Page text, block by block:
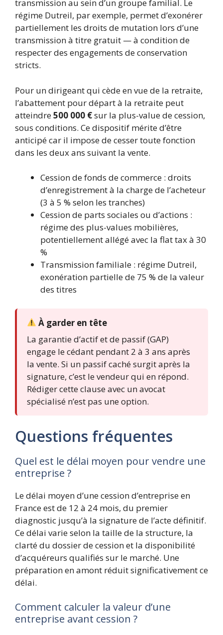
transmission au sein d’un groupe familial. Le
régime Dutreil, par exemple, permet d’exonérer
partiellement les droits de mutation lors d’une
transmission à titre gratuit — à condition de
respecter des engagements de conservation
stricts.
Pour un dirigeant qui cède en vue de la retraite,
l’abattement pour départ à la retraite peut
atteindre500 000 €sur la plus-value de cession,
sous conditions. Ce dispositif mérite d’être
anticipé car il impose de cesser toute fonction
dans les deux ans suivant la vente.
Cession de fonds de commerce : droits
d’enregistrement à la charge de l’acheteur
(3 à 5 % selon les tranches)
Cession de parts sociales ou d’actions :
régime des plus-values mobilières,
potentiellement allégé avec la flat tax à 30
%
Transmission familiale : régime Dutreil,
exonération partielle de 75 % de la valeur
des titres
À garder en tête
La garantie d’actif et de passif (GAP)
engage le cédant pendant 2 à 3 ans après
la vente. Si un passif caché surgit après la
signature, c’est le vendeur qui en répond.
Rédiger cette clause avec un avocat
spécialisé n’est pas une option.
Questions fréquentes
Quel est le délai moyen pour vendre une
entreprise ?
Le délai moyen d’une cession d’entreprise en
France est de 12 à 24 mois, du premier
diagnostic jusqu’à la signature de l’acte définitif.
Ce délai varie selon la taille de la structure, la
clarté du dossier de cession et la disponibilité
d’acquéreurs qualifiés sur le marché. Une
préparation en amont réduit significativement ce
délai.
Comment calculer la valeur d’une
entreprise avant cession ?